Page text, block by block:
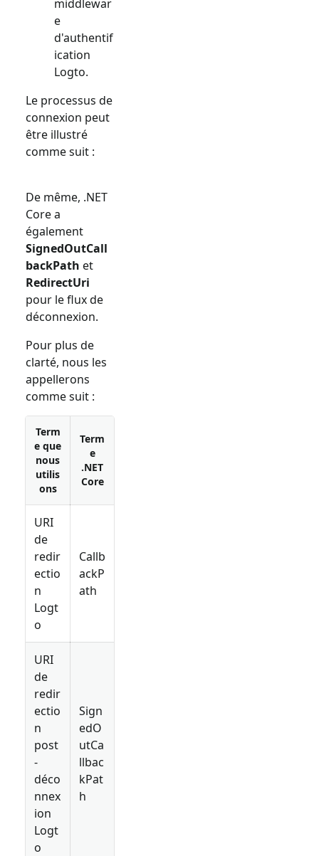
middlewar
e
d'authentif
ication
Logto.
Le processus de
connexion peut
être illustré
comme suit :
De même, .NET
Core a
également
SignedOutCall
backPath et
RedirectUri
pour le flux de
déconnexion.
Pour plus de
clarté, nous les
appellerons
comme suit :
Term
e que
nous
utilis
ons
Term
e
.NET
Core
URI
de
redir
ectio
n
Logt
o
Callb
ackP
ath
URI
de
redir
ectio
n
post
-
déco
nnex
ion
Logt
o
Sign
edO
utCa
llbac
kPat
h